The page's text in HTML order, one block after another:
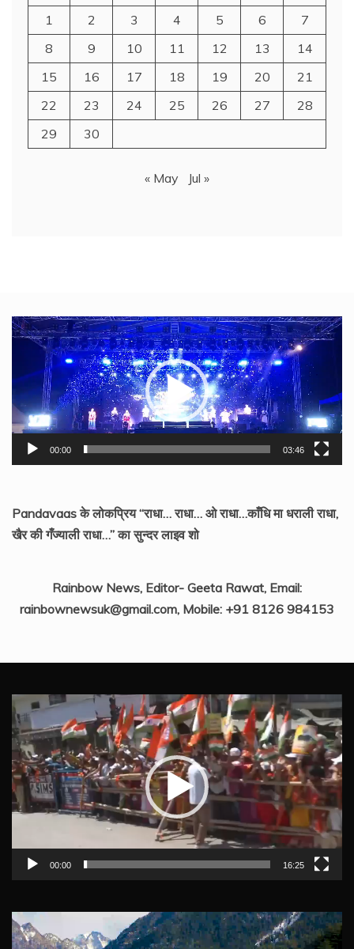
1
2 3 4 5 6
7
8
9 10 11 12 13
14
15
16 17 18 19 20
21
22
23 24 25 26 27
28
29
30
« May Jul »
Video
Player
00:00 03:46
Pandavaas के लोकप्रिय “राधा… राधा… ओ राधा…काँधि मा धराली राधा,
खैर की गँज्याली राधा…” का सुन्दर लाइव शो
Rainbow News, Editor- Geeta Rawat, Email:
rainbownewsuk@gmail.com, Mobile: +91 8126 984153
Video
Player
00:00 16:25
Video
Player